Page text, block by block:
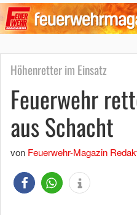
Höhenretter im Einsatz
Feuerwehr
aus Schacht
von Feuerwehr-Magazin